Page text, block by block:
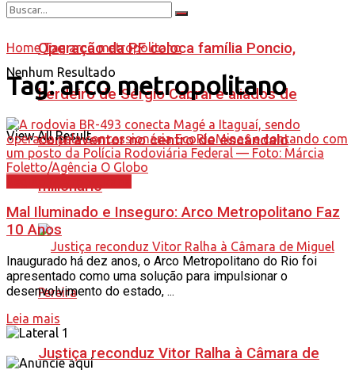
Operação da PF coloca família Poncio,
herdeiro de Sérgio Cabral e aliados de
contraventor no centro de escândalo
milionário
Justiça reconduz Vitor Ralha à Câmara de
Nenhum Resultado
View All Result
Home Tag arco metropolitano
Tag:arco metropolitano
Mal Iluminado e Inseguro: Arco Metropolitano Faz
10 Anos
Inaugurado há dez anos, o Arco Metropolitano do Rio foi
apresentado como uma solução para impulsionar o
desenvolvimento do estado, ...
Leia mais